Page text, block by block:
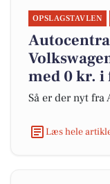
OPSLAGSTAVLEN
med 0 kr. i
Så er der nyt
Læs hele